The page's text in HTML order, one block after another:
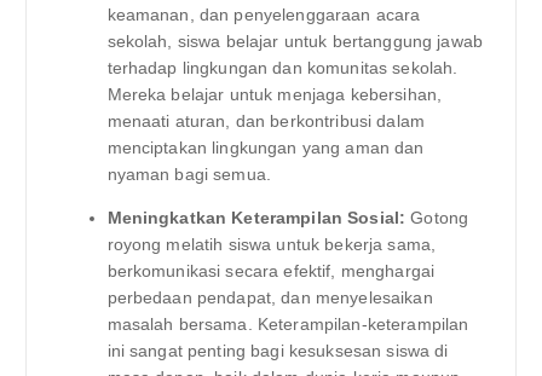
keamanan, dan penyelenggaraan acara
sekolah, siswa belajar untuk bertanggung jawab
terhadap lingkungan dan komunitas sekolah.
Mereka belajar untuk menjaga kebersihan,
menaati aturan, dan berkontribusi dalam
menciptakan lingkungan yang aman dan
nyaman bagi semua.
Meningkatkan Keterampilan Sosial: Gotong
royong melatih siswa untuk bekerja sama,
berkomunikasi secara efektif, menghargai
perbedaan pendapat, dan menyelesaikan
masalah bersama. Keterampilan-keterampilan
ini sangat penting bagi kesuksesan siswa di